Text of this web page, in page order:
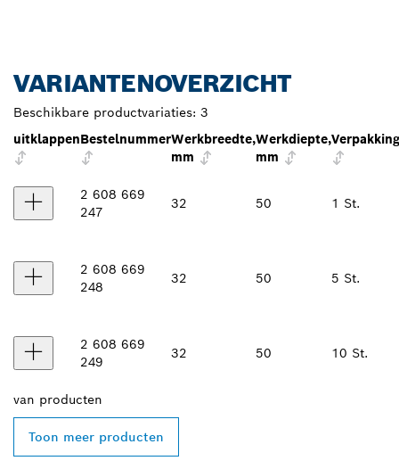
VARIANTENOVERZICHT
Beschikbare productvariaties: 3
uitklappenBestelnummerWerkbreedte,
mm
Werkdiepte,
mm
2 608 669
247
32 50 1 St.
2 608 669
248
32 50 5 St.
2 608 669
249
32 50 10 St.
van producten
Toon meer producten